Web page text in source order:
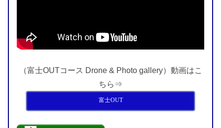
（富士OUTコース Drone & Photo gallery）動画はこ
ちら⇒
富士OUT